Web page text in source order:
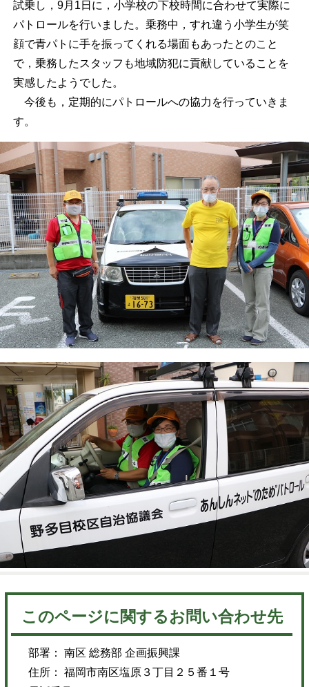
試乗し，9月1日に，小学校の下校時間に合わせて実際に
パトロールを行いました。乗務中，すれ違う小学生が笑
顔で青パトに手を振ってくれる場面もあったとのこと
で，乗務したスタッフも地域防犯に貢献していることを
実感したようでした。
今後も，定期的にパトロールへの協力を行っていきま
す。
このページに関するお問い合わせ先
部署： 南区 総務部 企画振興課
住所： 福岡市南区塩原３丁目２５番１号